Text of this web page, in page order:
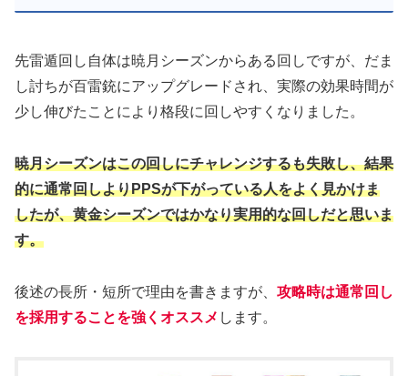
先雷遁回し自体は暁月シーズンからある回しですが、だま
し討ちが百雷銃にアップグレードされ、実際の効果時間が
少し伸びたことにより格段に回しやすくなりました。
暁月シーズンはこの回しにチャレンジするも失敗し、結果
的に通常回しよりPPSが下がっている人をよく見かけま
したが、黄金シーズンではかなり実用的な回しだと思いま
す。
後述の長所・短所で理由を書きますが、 攻略時は通常回し
を採用することを強くオススメ します。